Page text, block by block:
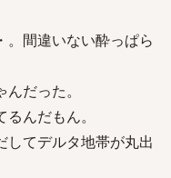
。間違いない酔っぱら
だった。
んだもん。
してデルタ地帯が丸出